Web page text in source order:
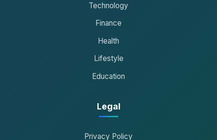
Technology
Finance
Health
Lifestyle
Education
Legal
Privacy Policy